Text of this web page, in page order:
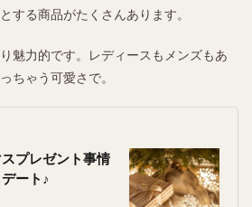
する商品がたくさんあります。
魅力的です。レディースもメンズもあ
ちゃう可愛さで。
プレゼント事情
ート♪